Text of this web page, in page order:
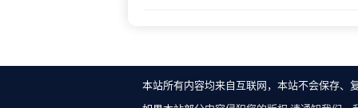
本站所有内容均来自互联网，本站不会保存、